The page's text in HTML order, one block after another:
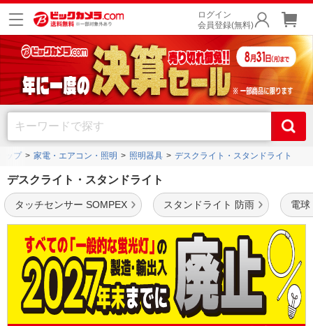
ログイン
会員登録(無料)
ップ 家電・エアコン・照明 照明器具 デスクライト・スタンドライト
デスクライト・スタンドライト
タッチセンサー SOMPEX スタンドライト 防雨 電球